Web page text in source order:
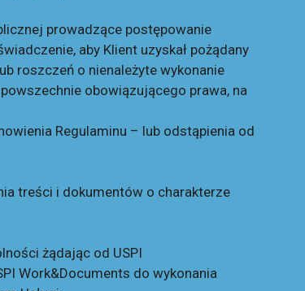
prowadzące postępowanie
aby Klient uzyskał pożądany
roszczeń o nienależyte wykonanie
obowiązującego prawa, na
Regulaminu – lub odstąpienia od
treści i dokumentów o charakterze
żądając od USPI
Work&Documents do wykonania